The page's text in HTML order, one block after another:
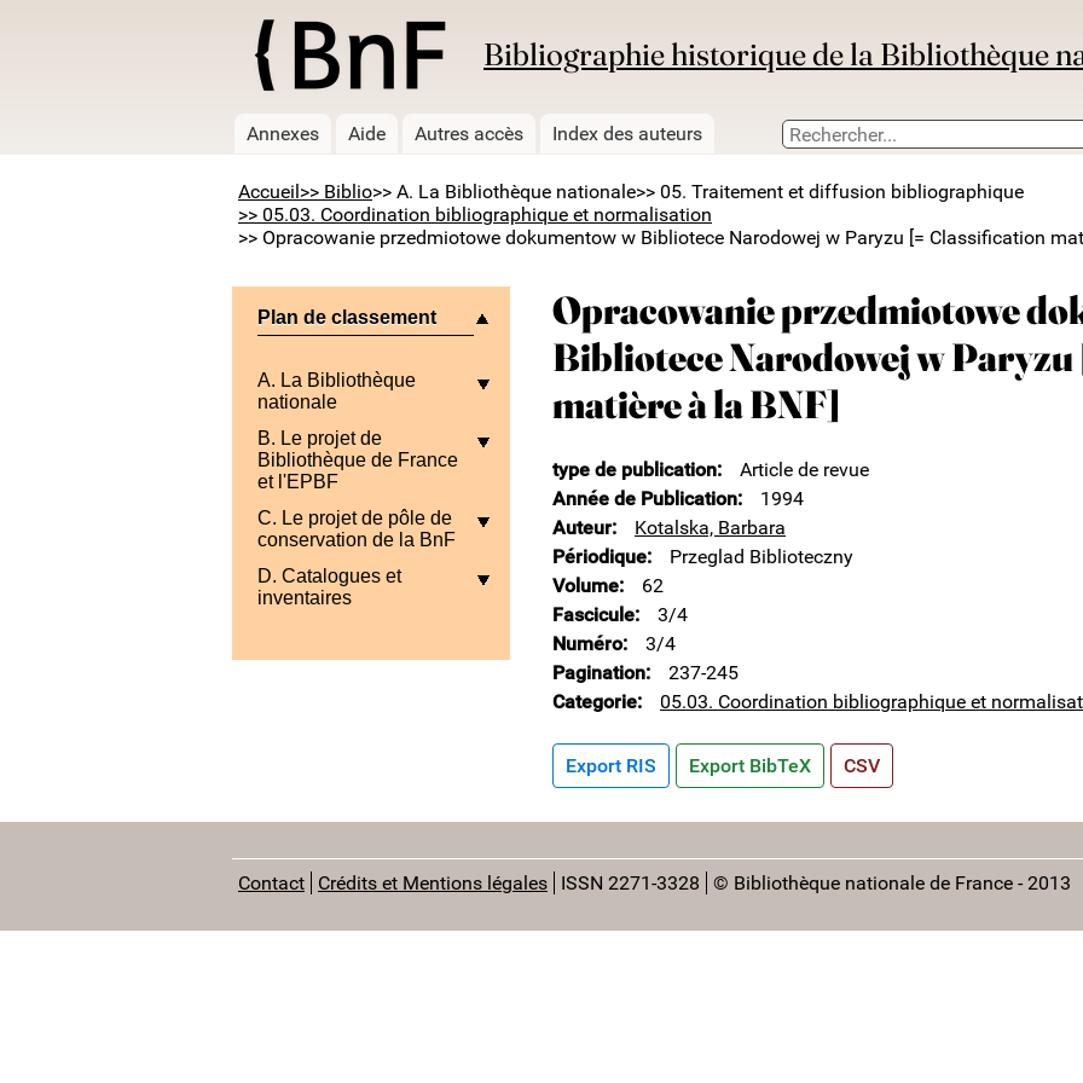
Bibliographie historique de la Bibliothèque
Annexes Aide Autres accès Index des auteurs
Accueil >> Biblio>> A. La Bibliothèque nationale>> 05. Traitement et diffusion bibliographique
>> 05.03. Coordination bibliographique et normalisation
>> Opracowanie przedmiotowe dokumentow w Bibliotece Narodowej w Paryzu [= Classification
Plan de classement
A. La Bibliothèque
nationale
B. Le projet de
Bibliothèque de France
et l'EPBF
C. Le projet de pôle de
conservation de la BnF
D. Catalogues et
inventaires
Opracowanie przedmiotowe
Bibliotece Narodowej w
matière à la BNF]
type de publication
Article de revue
Année de Publication
1994
Auteur
Kotalska, Barbara
Périodique
Przeglad Biblioteczny
Volume
62
Fascicule
3/4
Numéro
3/4
Pagination
237-245
Categorie
05.03. Coordination bibliographique et
Export RIS Export BibTeX CSV
Contact Crédits et Mentions légales ISSN 2271-3328 © Bibliothèque nationale de France - 2013